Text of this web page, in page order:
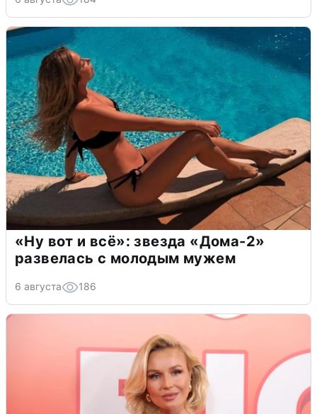
«Ну вот и всё»: звезда «Дома-2»
развелась с молодым мужем
6 августа 186